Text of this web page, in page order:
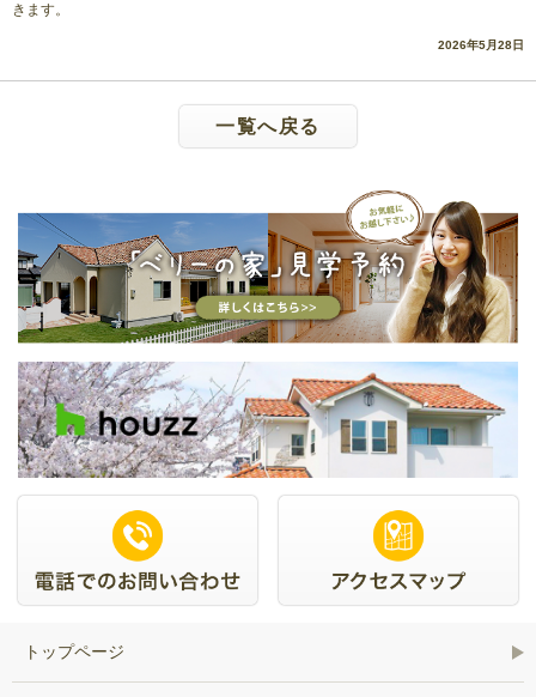
きます。
2026年5月28日
一覧へ戻る
トップページ